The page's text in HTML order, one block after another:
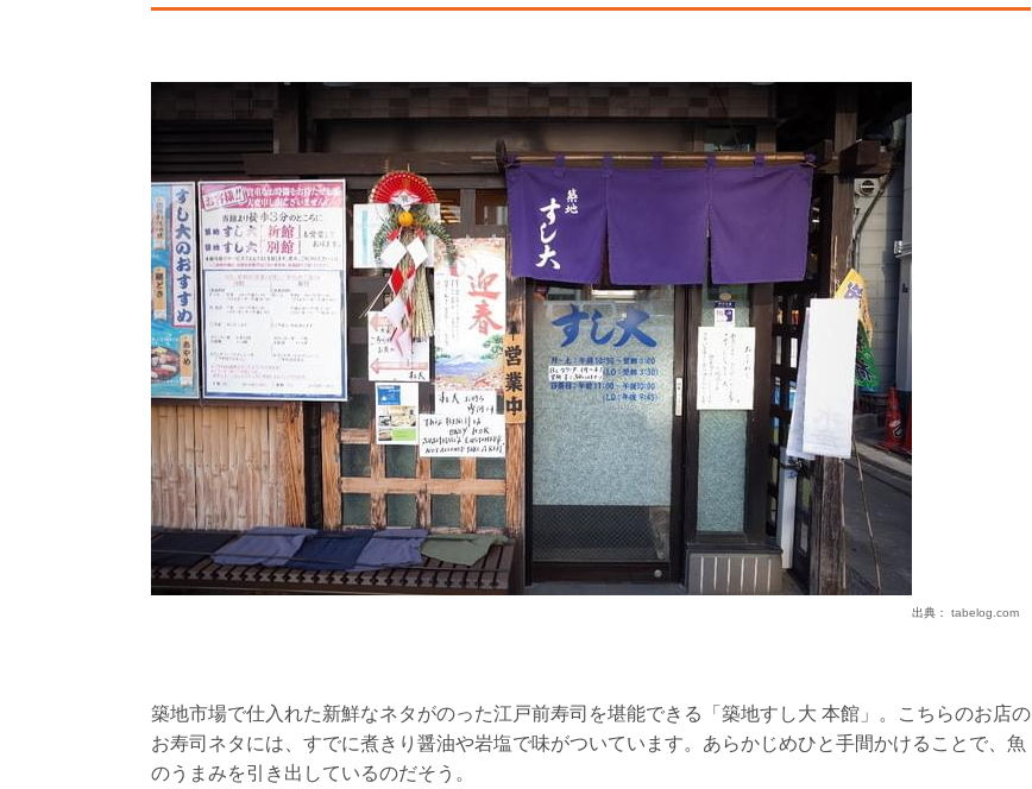
出典： tabelog.com
築地市場で仕入れた新鮮なネタがのった江戸前寿司を堪能できる「築地すし大 本館」。こちらのお店の
お寿司ネタには、すでに煮きり醤油や岩塩で味がついています。あらかじめひと手間かけることで、魚
のうまみを引き出しているのだそう。